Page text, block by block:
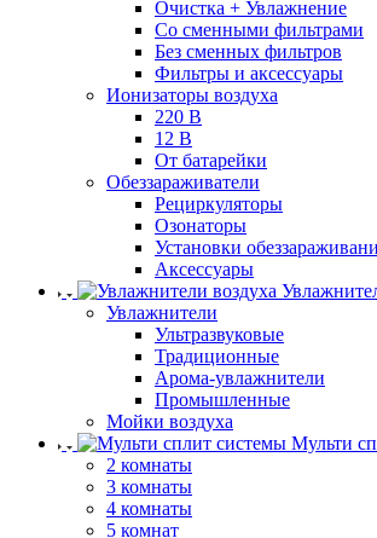
Очистка + Увлажнение
Cо сменными фильтрами
Без сменных фильтров
Фильтры и аксессуары
Ионизаторы воздуха
220 В
12 В
От батарейки
Обеззараживатели
Рециркуляторы
Озонаторы
Установки
Аксессуары
Увлажнители
Ультразвуковые
Традиционные
Арома-увлажнители
Промышленные
Мойки воздуха
Мульти
2 комнаты
3 комнаты
4 комнаты
5 комнат